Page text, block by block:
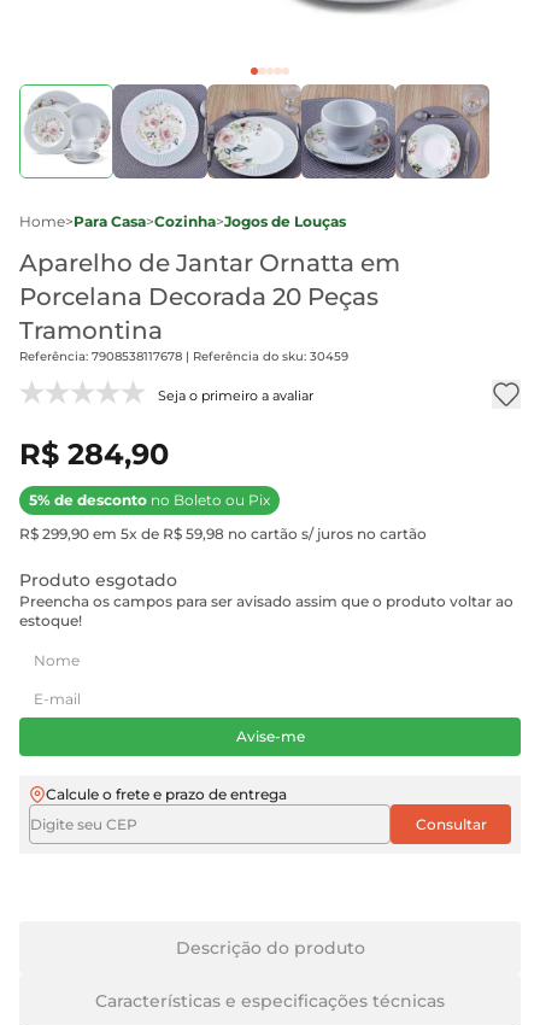
Home>Para Casa>Cozinha>Jogos de Louças
Aparelho de Jantar Ornatta em
Porcelana Decorada 20 Peças
Tramontina
Referência: 7908538117678 | Referência do sku: 30459
Seja o primeiro a avaliar
R$ 284,90
5% de desconto no Boleto ou Pix
R$ 299,90 em 5x de R$ 59,98 no cartão s/ juros no cartão
Produto esgotado
Preencha os campos para ser avisado assim que o produto voltar ao
estoque!
Avise-me
Calcule o frete e prazo de entrega
Descrição do produto
Características e especificações técnicas